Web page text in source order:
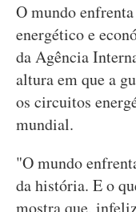
O mundo
energético e
da Agência
altura em que a
os circuitos
mundial.
"O mundo
da história. E o
mostra que,